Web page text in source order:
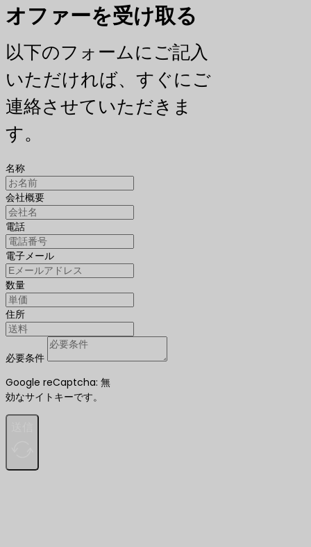
オファーを受け取る
以下のフォームにご記入
いただければ、すぐにご
連絡させていただきま
す。
名称
会社概要
電話
電子メール
数量
住所
必要条件
Google reCaptcha: 無
効なサイトキーです。